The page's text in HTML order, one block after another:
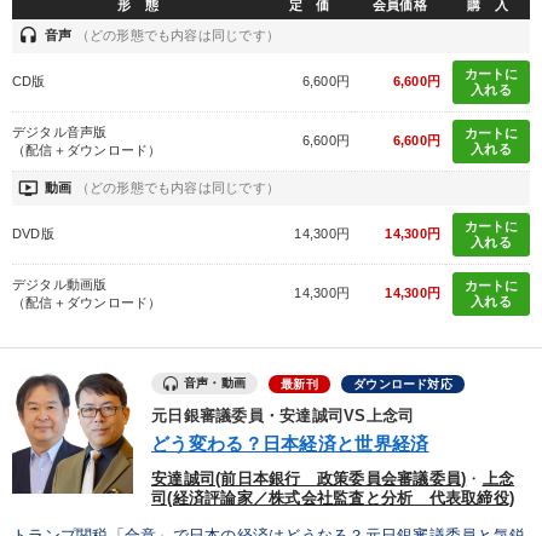
形 態 定 価 会員価格 購 入
headset 音声 （どの形態でも内容は同じです）
CD版 6,600円 6,600円
カートに
入れる
デジタル音声版
（配信＋ダウンロード）
6,600円 6,600円
カートに
入れる
ondemand_video 動画 （どの形態でも内容は同じです）
DVD版 14,300円 14,300円
カートに
入れる
デジタル動画版
（配信＋ダウンロード）
14,300円 14,300円
カートに
入れる
音声・動画 最新刊 ダウンロード対応
元日銀審議委員・安達誠司VS上念司
どう変わる？日本経済と世界経済
安達誠司(前日本銀行 政策委員会審議委員) ・ 上念
司(経済評論家／株式会社監査と分析 代表取締役)